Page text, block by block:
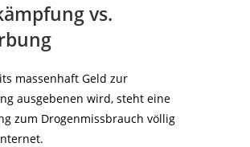
vs.
massenhaft Geld zur
ausgebenen wird, steht eine
zum Drogenmissbrauch völlig